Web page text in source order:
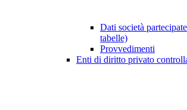
Dati società
tabelle)
Provvedimenti
Enti di diritto privato